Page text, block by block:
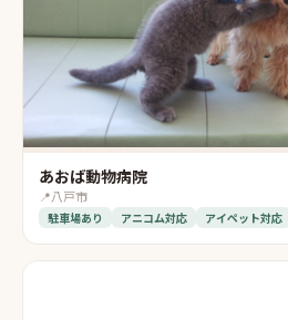
あおば動物病院
📍八戸市
駐車場あり アニコム対応 アイペット対応